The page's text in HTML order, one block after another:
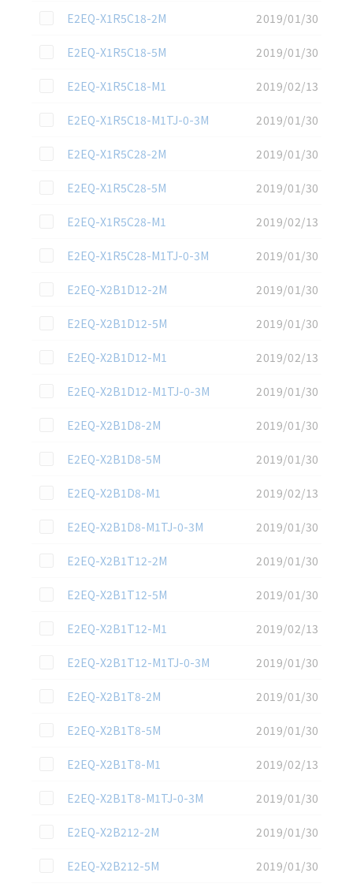
この資料を選択
E2EQ-X1R5C18-2M
2019/01/30
この資料を選択
E2EQ-X1R5C18-5M
2019/01/30
この資料を選択
E2EQ-X1R5C18-M1
2019/02/13
この資料を選択
E2EQ-X1R5C18-M1TJ-0-3M
2019/01/30
この資料を選択
E2EQ-X1R5C28-2M
2019/01/30
この資料を選択
E2EQ-X1R5C28-5M
2019/01/30
この資料を選択
E2EQ-X1R5C28-M1
2019/02/13
この資料を選択
E2EQ-X1R5C28-M1TJ-0-3M
2019/01/30
この資料を選択
E2EQ-X2B1D12-2M
2019/01/30
この資料を選択
E2EQ-X2B1D12-5M
2019/01/30
この資料を選択
E2EQ-X2B1D12-M1
2019/02/13
この資料を選択
E2EQ-X2B1D12-M1TJ-0-3M
2019/01/30
この資料を選択
E2EQ-X2B1D8-2M
2019/01/30
この資料を選択
E2EQ-X2B1D8-5M
2019/01/30
この資料を選択
E2EQ-X2B1D8-M1
2019/02/13
この資料を選択
E2EQ-X2B1D8-M1TJ-0-3M
2019/01/30
この資料を選択
E2EQ-X2B1T12-2M
2019/01/30
この資料を選択
E2EQ-X2B1T12-5M
2019/01/30
この資料を選択
E2EQ-X2B1T12-M1
2019/02/13
この資料を選択
E2EQ-X2B1T12-M1TJ-0-3M
2019/01/30
この資料を選択
E2EQ-X2B1T8-2M
2019/01/30
この資料を選択
E2EQ-X2B1T8-5M
2019/01/30
この資料を選択
E2EQ-X2B1T8-M1
2019/02/13
この資料を選択
E2EQ-X2B1T8-M1TJ-0-3M
2019/01/30
この資料を選択
E2EQ-X2B212-2M
2019/01/30
この資料を選択
E2EQ-X2B212-5M
2019/01/30